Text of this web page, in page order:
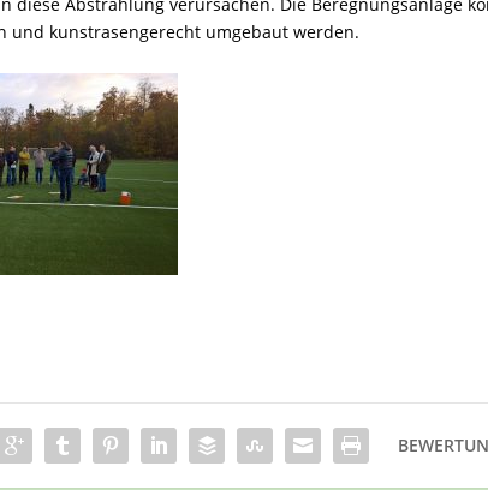
diese Abstrahlung verursachen. Die Beregnungsanlage
und kunstrasengerecht umgebaut werden.